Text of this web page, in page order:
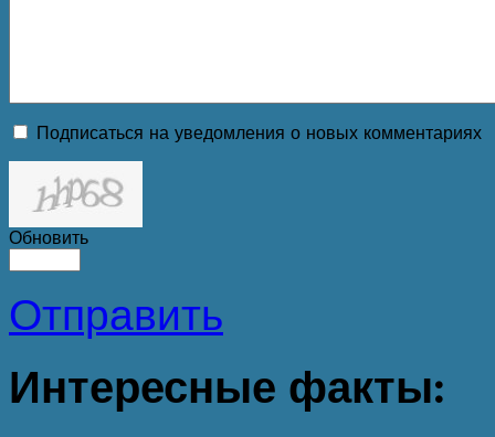
Подписаться на уведомления о новых комментариях
Обновить
Отправить
Интересные факты: